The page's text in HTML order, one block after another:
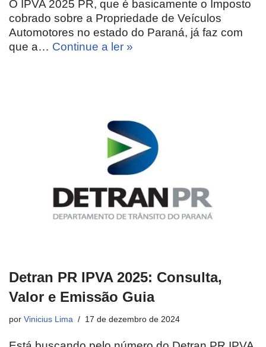
O IPVA 2025 PR, que é basicamente o Imposto
cobrado sobre a Propriedade de Veículos
Automotores no estado do Paraná, já faz com
que a… Continue a ler »
Detran PR IPVA 2025: Consulta,
Valor e Emissão Guia
por Vinicius Lima 17 de dezembro de 2024